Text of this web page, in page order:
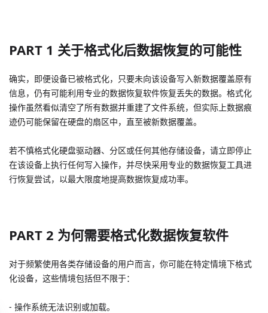
PART 1 关于格式化后数据恢复的可能性
确实，即便设备已被格式化，只要未向该设备写入新数据覆盖原有
信息，仍有可能利用专业的数据恢复软件恢复丢失的数据。格式化
操作虽然看似清空了所有数据并重建了文件系统，但实际上数据痕
迹仍可能保留在硬盘的扇区中，直至被新数据覆盖。
若不慎格式化硬盘驱动器、分区或任何其他存储设备，请立即停止
在该设备上执行任何写入操作，并尽快采用专业的数据恢复工具进
行恢复尝试，以最大限度地提高数据恢复成功率。
PART 2 为何需要格式化数据恢复软件
对于频繁使用各类存储设备的用户而言，你可能在特定情境下格式
化设备，这些情境包括但不限于：
- 操作系统无法识别或加载。